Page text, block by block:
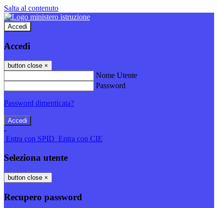
Salta al contenuto
Accedi
Accedi
button close ×
Nome Utente
Password
Password dimenticata?
-
Entra con SPID Entra con CIE
Seleziona utente
button close ×
Recupero password